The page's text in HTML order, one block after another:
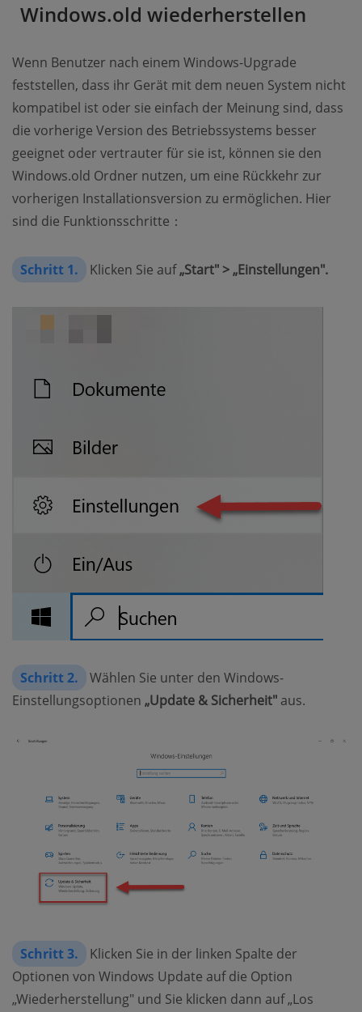
Windows.old wiederherstellen
Wenn Benutzer nach einem Windows-Upgrade
feststellen, dass ihr Gerät mit dem neuen System nicht
kompatibel ist oder sie einfach der Meinung sind, dass
die vorherige Version des Betriebssystems besser
geeignet oder vertrauter für sie ist, können sie den
Windows.old Ordner nutzen, um eine Rückkehr zur
vorherigen Installationsversion zu ermöglichen. Hier
sind die Funktionsschritte：
Schritt 1. Klicken Sie auf„Start" > „Einstellungen".
Schritt 2.
Wählen Sie unter den Windows-
Einstellungsoptionen „Update & Sicherheit" aus.
Schritt 3.
Klicken Sie in der linken Spalte der
Optionen von Windows Update auf die Option
„Wiederherstellung" und Sie klicken dann auf „Los